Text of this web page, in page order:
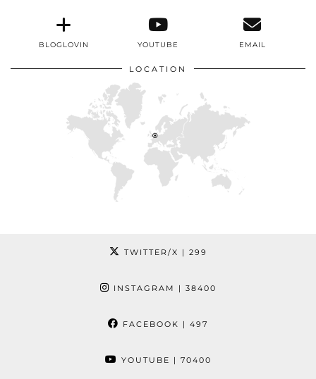
BLOGLOVIN YOUTUBE EMAIL
LOCATION
TWITTER/X | 299
INSTAGRAM | 38400
FACEBOOK | 497
YOUTUBE | 70400